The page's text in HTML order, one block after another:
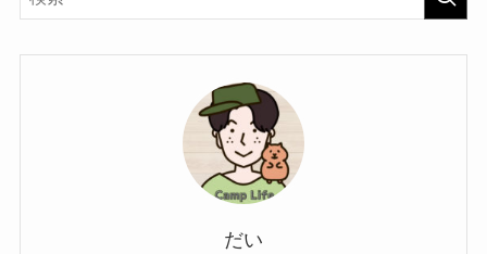
だい